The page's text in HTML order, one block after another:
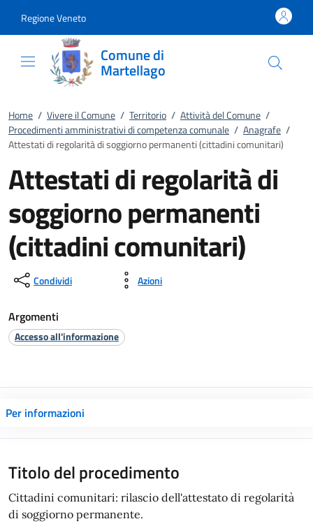
Regione Veneto
Comune di
Martellago
Home / Vivere il Comune / Territorio / Attività del Comune /
Procedimenti amministrativi di competenza comunale / Anagrafe /
Attestati di regolarità di soggiorno permanenti (cittadini comunitari)
Attestati di regolarità di
soggiorno permanenti
(cittadini comunitari)
Condividi Azioni
Argomenti
Accesso all'informazione
Per informazioni
Titolo del procedimento
Cittadini comunitari: rilascio dell'attestato di regolarità
di soggiorno permanente.